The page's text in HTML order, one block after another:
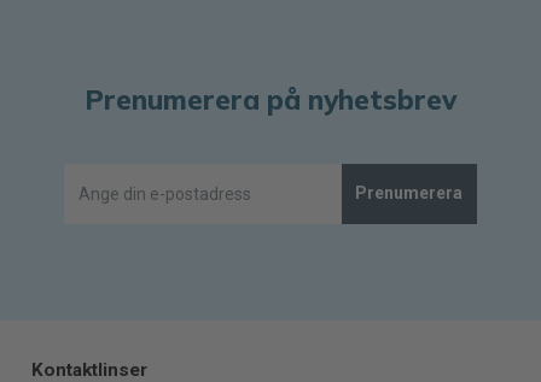
Prenumerera på nyhetsbrev
Prenumerera
Kontaktlinser